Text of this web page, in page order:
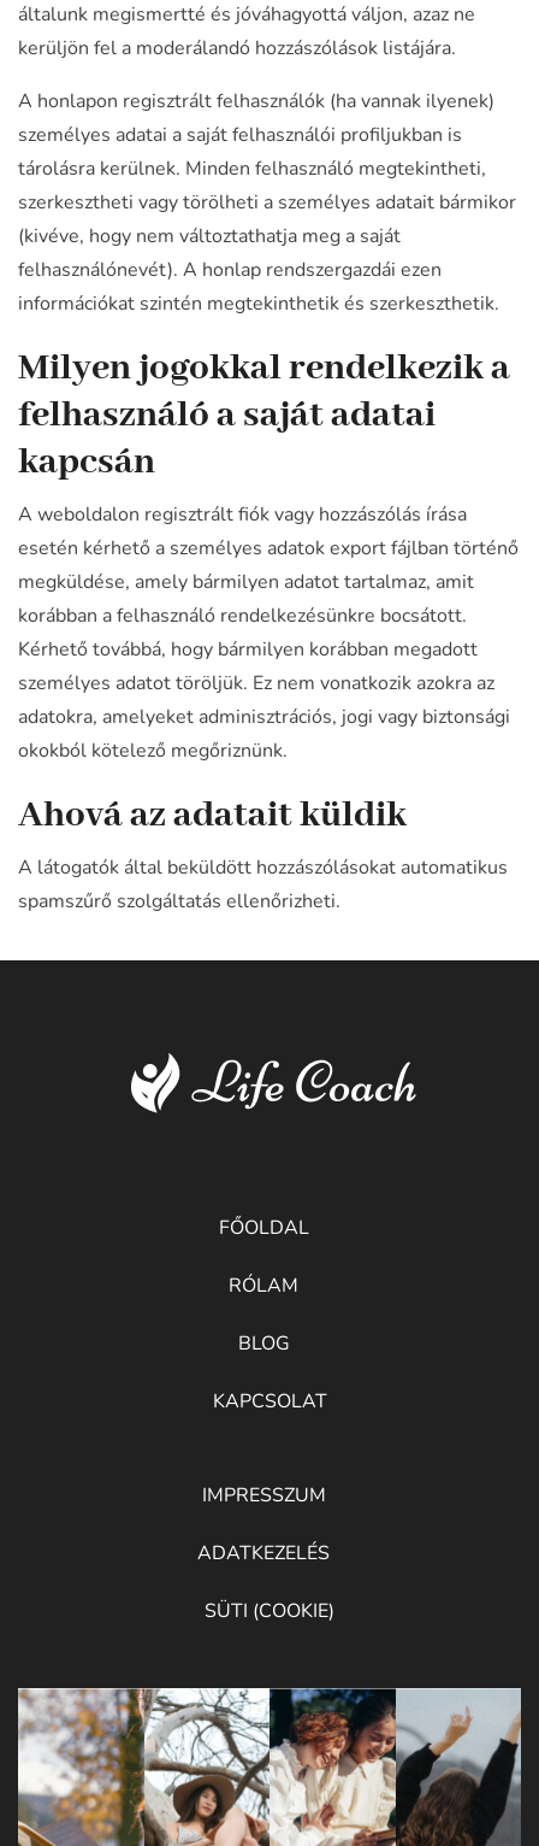
általunk megismertté és jóváhagyottá váljon, azaz ne
kerüljön fel a moderálandó hozzászólások listájára.
A honlapon regisztrált felhasználók (ha vannak ilyenek)
személyes adatai a saját felhasználói profiljukban is
tárolásra kerülnek. Minden felhasználó megtekintheti,
szerkesztheti vagy törölheti a személyes adatait bármikor
(kivéve, hogy nem változtathatja meg a saját
felhasználónevét). A honlap rendszergazdái ezen
információkat szintén megtekinthetik és szerkeszthetik.
Milyen jogokkal rendelkezik a
felhasználó a saját adatai
kapcsán
A weboldalon regisztrált fiók vagy hozzászólás írása
esetén kérhető a személyes adatok export fájlban történő
megküldése, amely bármilyen adatot tartalmaz, amit
korábban a felhasználó rendelkezésünkre bocsátott.
Kérhető továbbá, hogy bármilyen korábban megadott
személyes adatot töröljük. Ez nem vonatkozik azokra az
adatokra, amelyeket adminisztrációs, jogi vagy biztonsági
okokból kötelező megőriznünk.
Ahová az adatait küldik
A látogatók által beküldött hozzászólásokat automatikus
spamszűrő szolgáltatás ellenőrizheti.
FŐOLDAL
RÓLAM
BLOG
KAPCSOLAT
IMPRESSZUM
ADATKEZELÉS
SÜTI (COOKIE)